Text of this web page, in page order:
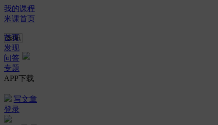
我的课程
米课首页
首页
发现
问答
专题
APP下载
写文章
登录